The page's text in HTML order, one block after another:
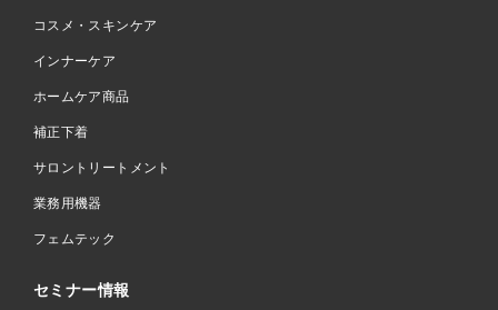
コスメ・スキンケア
インナーケア
ホームケア商品
補正下着
サロントリートメント
業務用機器
フェムテック
セミナー情報